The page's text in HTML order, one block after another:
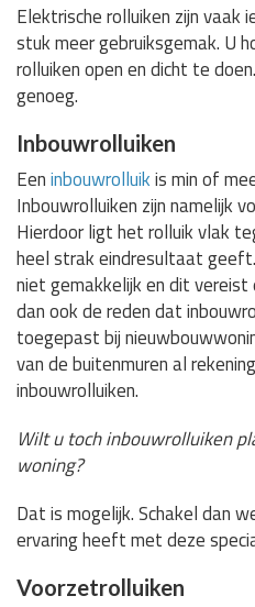
Elektrische rolluiken zijn vaak
stuk meer gebruiksgemak. U
rolluiken open en dicht te
genoeg.
Inbouwrolluiken
Eeninbouwrolluikis min of
Inbouwrolluiken zijn namelijk
Hierdoor ligt het rolluik vlak
heel strak eindresultaat
niet gemakkelijk en dit
dan ook de reden dat
toegepast bij
van de buitenmuren al
inbouwrolluiken.
Wilt u toch inbouwrolluiken
woning?
Dat is mogelijk. Schakel dan
ervaring heeft met deze
Voorzetrolluiken